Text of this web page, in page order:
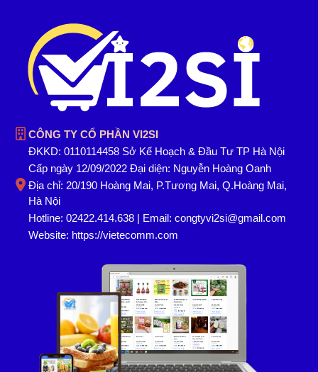
CÔNG TY CỔ PHẦN VI2SI
ĐKKD: 0110114458 Sở Kế Hoạch & Đầu Tư TP Hà Nội
Cấp ngày 12/09/2022 Đại diện: Nguyễn Hoàng Oanh
Địa chỉ: 20/190 Hoàng Mai, P.Tương Mai, Q.Hoàng Mai,
Hà Nội
Hotline: 02422.414.638 | Email: congtyvi2si@gmail.com
Website: https://vietecomm.com